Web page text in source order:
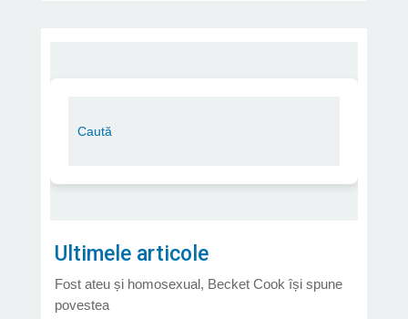
Ultimele articole
Fost ateu și homosexual, Becket Cook își spune
povestea